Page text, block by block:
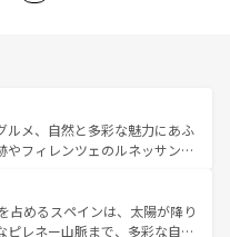
ルメ、自然と多彩な魅力にあふ
やフィレンツェのルネッサンス
園風景やアマルフィ海岸の絶
ない。観光の合間には、本場の
イタリア料理を堪能することも
占めるスペインは、太陽が降り
ピレネー山脈まで、多彩な自然